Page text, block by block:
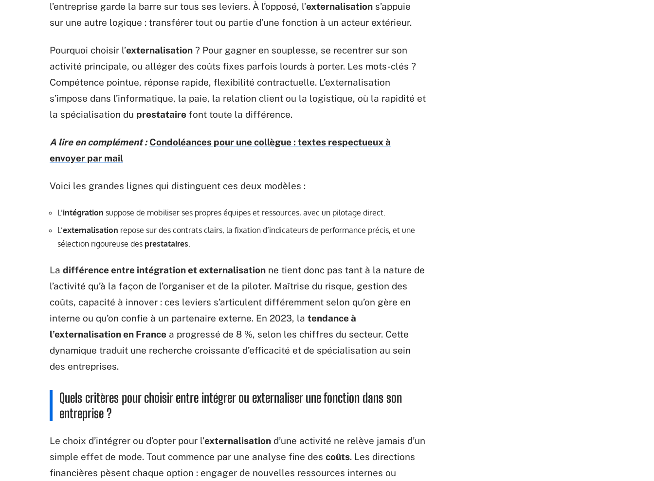
l’entreprise garde la barre sur tous ses leviers. À l’opposé, l’externalisation s’appuie
sur une autre logique : transférer tout ou partie d’une fonction à un acteur extérieur.
Pourquoi choisir l’externalisation ? Pour gagner en souplesse, se recentrer sur son
activité principale, ou alléger des coûts fixes parfois lourds à porter. Les mots-clés ?
Compétence pointue, réponse rapide, flexibilité contractuelle. L’externalisation
s’impose dans l’informatique, la paie, la relation client ou la logistique, où la rapidité et
la spécialisation du prestataire font toute la différence.
A lire en complément : Condoléances pour une collègue : textes respectueux à
envoyer par mail
Voici les grandes lignes qui distinguent ces deux modèles :
L’intégration suppose de mobiliser ses propres équipes et ressources, avec un pilotage direct.
L’externalisation repose sur des contrats clairs, la fixation d’indicateurs de performance précis, et une
sélection rigoureuse des prestataires.
La différence entre intégration et externalisation ne tient donc pas tant à la nature de
l’activité qu’à la façon de l’organiser et de la piloter. Maîtrise du risque, gestion des
coûts, capacité à innover : ces leviers s’articulent différemment selon qu’on gère en
interne ou qu’on confie à un partenaire externe. En 2023, la tendance à
l’externalisation en France a progressé de 8 %, selon les chiffres du secteur. Cette
dynamique traduit une recherche croissante d’efficacité et de spécialisation au sein
des entreprises.
Quels critères pour choisir entre intégrer ou externaliser une fonction dans son
entreprise ?
Le choix d’intégrer ou d’opter pour l’externalisation d’une activité ne relève jamais d’un
simple effet de mode. Tout commence par une analyse fine des coûts. Les directions
financières pèsent chaque option : engager de nouvelles ressources internes ou